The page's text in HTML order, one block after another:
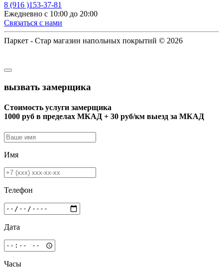
8 (916 )153-37-81
Ежедневно с 10:00 до 20:00
Связаться с нами
Паркет - Стар магазин напольных покрытий © 2026
вызвать замерщика
Стоимость услуги замерщика
1000 руб в пределах МКАД + 30 руб/км выезд за МКАД
Имя
Телефон
Дата
Часы